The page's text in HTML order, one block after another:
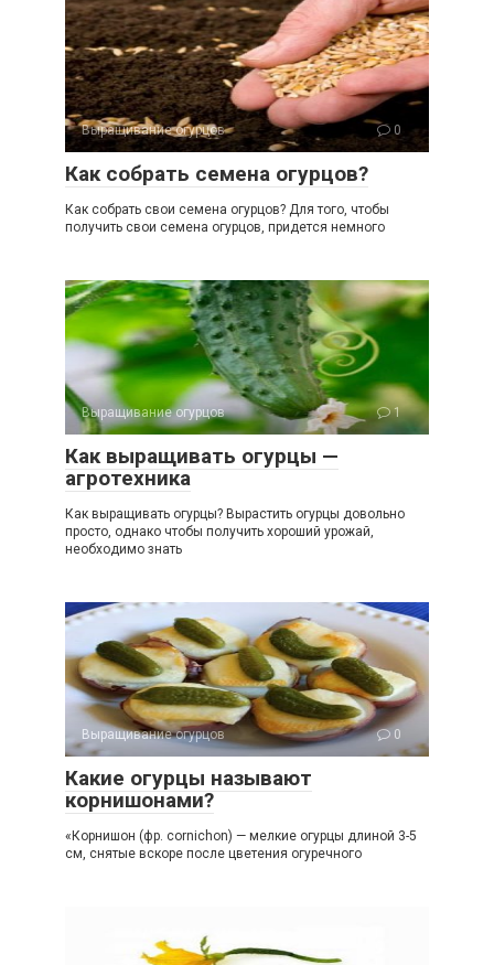
Выращивание огурцов 0
Как собрать семена огурцов?
Как собрать свои семена огурцов? Для того, чтобы
получить свои семена огурцов, придется немного
Выращивание огурцов 1
Как выращивать огурцы —
агротехника
Как выращивать огурцы? Вырастить огурцы довольно
просто, однако чтобы получить хороший урожай,
необходимо знать
Выращивание огурцов 0
Какие огурцы называют
корнишонами?
«Корнишон (фр. cornichon) — мелкие огурцы длиной 3-5
см, снятые вскоре после цветения огуречного